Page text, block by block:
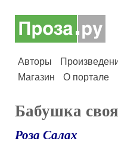
Авторы
Магазин
О портале
Бабушка
Роза Салах